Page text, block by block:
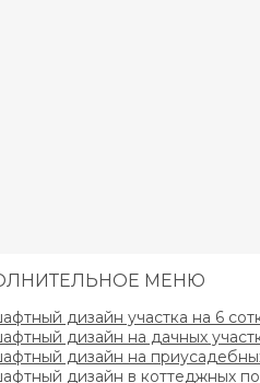
МЕНЮ
дизайн участка на 6
дизайн на дачных
дизайн на
дизайн в коттеджных